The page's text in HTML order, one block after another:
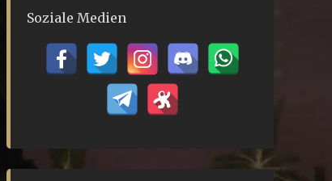
Soziale Medien